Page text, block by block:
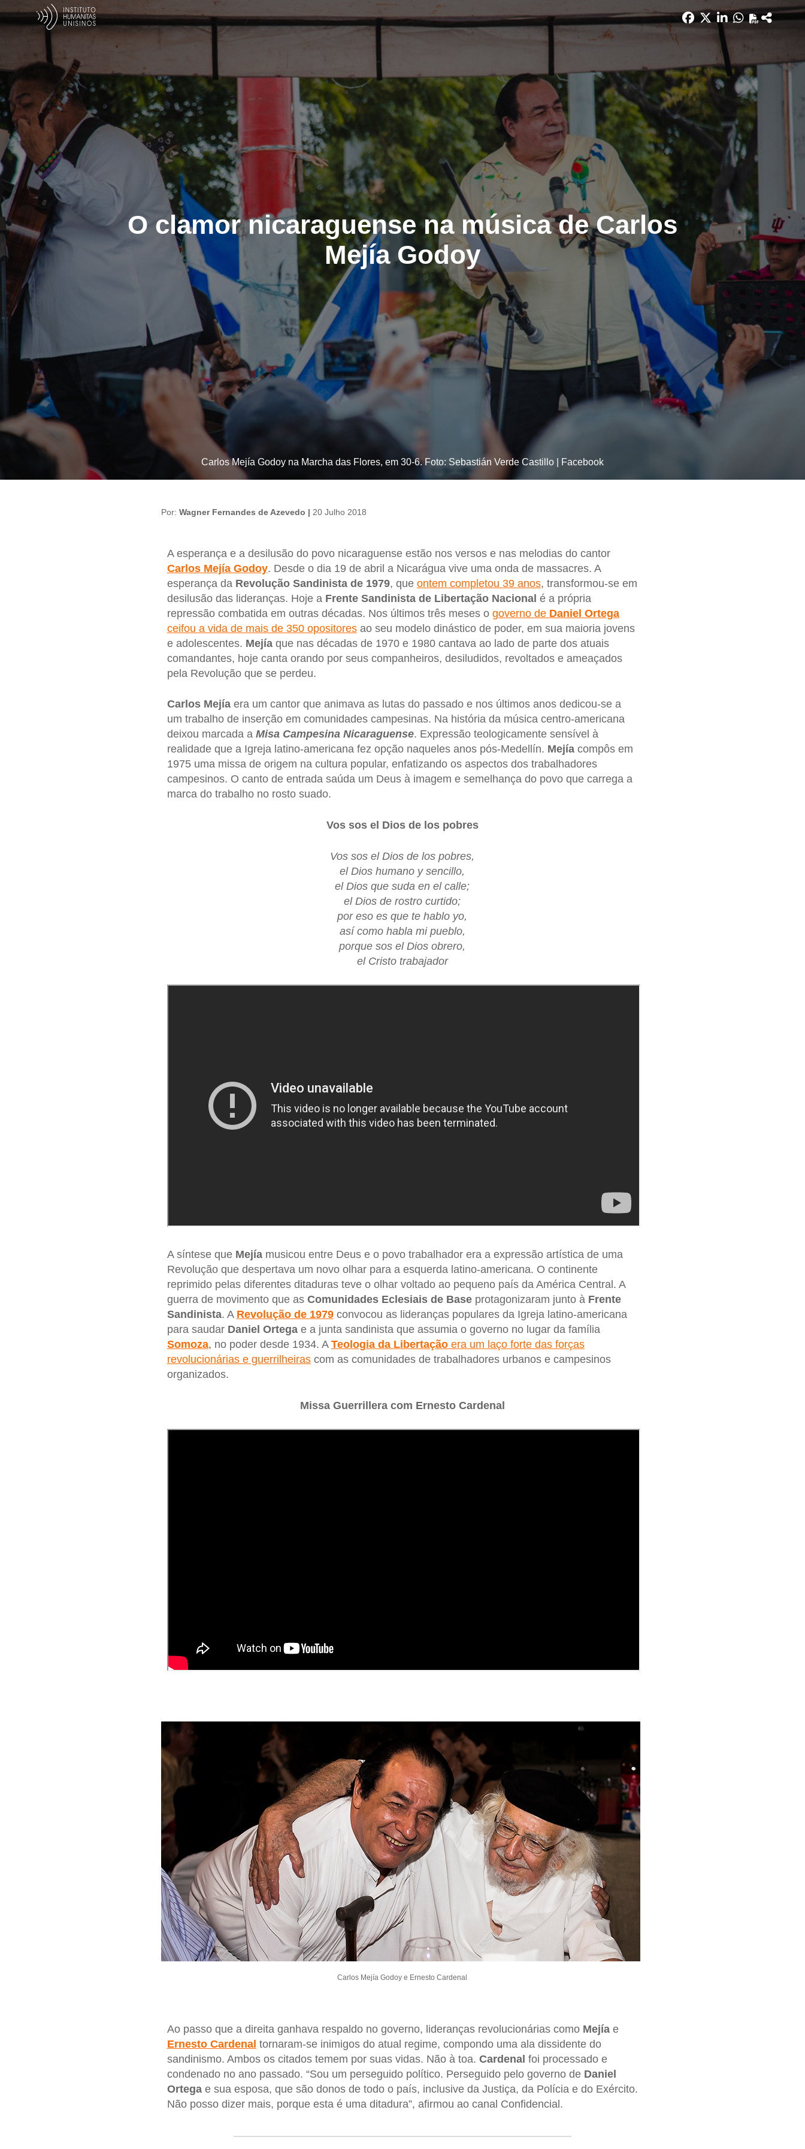
O clamor nicaraguense na música de Carlos
Mejía Godoy
Carlos Mejía Godoy na Marcha das Flores, em 30-6. Foto: Sebastián Verde Castillo | Facebook
Por: Wagner Fernandes de Azevedo | 20 Julho 2018
A esperança e a desilusão do povo nicaraguense estão nos versos e nas melodias do cantor
Carlos Mejía Godoy. Desde o dia 19 de abril a Nicarágua vive uma onda de massacres. A
esperança da Revolução Sandinista de 1979, que ontem completou 39 anos, transformou-se em
desilusão das lideranças. Hoje a Frente Sandinista de Libertação Nacional é a própria
repressão combatida em outras décadas. Nos últimos três meses o governo de Daniel Ortega
ceifou a vida de mais de 350 opositoresao seu modelo dinástico de poder, em sua maioria jovens
e adolescentes. Mejíaque nas décadas de 1970 e 1980 cantava ao lado de parte dos atuais
comandantes, hoje canta orando por seus companheiros, desiludidos, revoltados e ameaçados
pela Revolução que se perdeu.
Carlos Mejíaera um cantor que animava as lutas do passado e nos últimos anos dedicou-se a
um trabalho de inserção em comunidades campesinas. Na história da música centro-americana
deixou marcada a Misa Campesina Nicaraguense. Expressão teologicamente sensível à
realidade que a Igreja latino-americana fez opção naqueles anos pós-Medellín. Mejíacompôs em
1975 uma missa de origem na cultura popular, enfatizando os aspectos dos trabalhadores
campesinos. O canto de entrada saúda um Deus à imagem e semelhança do povo que carrega a
marca do trabalho no rosto suado.
Vos sos el Dios de los pobres
Vos sos el Dios de los pobres,
el Dios humano y sencillo,
el Dios que suda en el calle;
el Dios de rostro curtido;
por eso es que te hablo yo,
así como habla mi pueblo,
porque sos el Dios obrero,
el Cristo trabajador
A síntese que Mejíamusicou entre Deus e o povo trabalhador era a expressão artística de uma
Revolução que despertava um novo olhar para a esquerda latino-americana. O continente
reprimido pelas diferentes ditaduras teve o olhar voltado ao pequeno país da América Central. A
guerra de movimento que as Comunidades Eclesiais de Baseprotagonizaram junto à Frente
Sandinista. A Revolução de 1979convocou as lideranças populares da Igreja latino-americana
para saudar Daniel Ortegae a junta sandinista que assumia o governo no lugar da família
Somoza, no poder desde 1934. A Teologia da Libertaçãoera um laço forte das forças
revolucionárias e guerrilheirascom as comunidades de trabalhadores urbanos e campesinos
organizados.
Missa Guerrillera com Ernesto Cardenal
Carlos Mejía Godoy e Ernesto Cardenal
Ao passo que a direita ganhava respaldo no governo, lideranças revolucionárias como Mejíae
Ernesto Cardenal tornaram-se inimigos do atual regime, compondo uma ala dissidente do
sandinismo. Ambos os citados temem por suas vidas. Não à toa. Cardenal foi processado e
condenado no ano passado. “Sou um perseguido político. Perseguido pelo governo de Daniel
Ortegae sua esposa, que são donos de todo o país, inclusive da Justiça, da Polícia e do Exército.
Não posso dizer mais, porque esta é uma ditadura”, afirmou ao canal Confidencial.